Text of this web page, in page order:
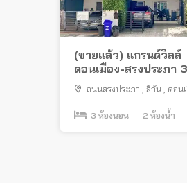
(ขายแล้ว) แกรนด์วิลล์
ดอนเมือง-สรงประภา
มุม 52.2 ตร.ว ถนนเมน
ต่อเติมครบ
ถนนสรงประภา , สีกัน , ดอน
กรุงเทพมหานคร
3 ห้องนอน 2 ห้องน้ำ